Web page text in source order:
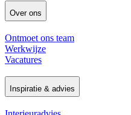
Over ons
Ontmoet ons team
Werkwijze
Vacatures
Inspiratie & advies